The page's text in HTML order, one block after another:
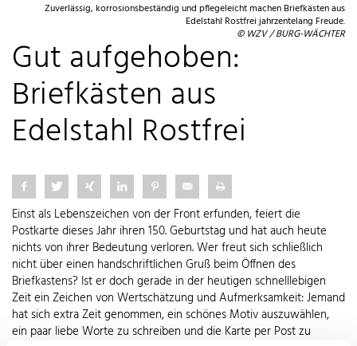
Zuverlässig, korrosionsbeständig und pflegeleicht machen Briefkästen aus
Edelstahl Rostfrei jahrzentelang Freude.
© WZV / BURG-WÄCHTER
Gut aufgehoben:
Briefkästen aus
Edelstahl Rostfrei
Einst als Lebenszeichen von der Front erfunden, feiert die
Postkarte dieses Jahr ihren 150. Geburtstag und hat auch heute
nichts von ihrer Bedeutung verloren. Wer freut sich schließlich
nicht über einen handschriftlichen Gruß beim Öffnen des
Briefkastens? Ist er doch gerade in der heutigen schnelllebigen
Zeit ein Zeichen von Wertschätzung und Aufmerksamkeit: Jemand
hat sich extra Zeit genommen, ein schönes Motiv auszuwählen,
ein paar liebe Worte zu schreiben und die Karte per Post zu